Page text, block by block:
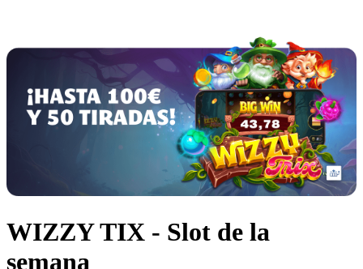
WIZZY TIX - Slot de la
semana